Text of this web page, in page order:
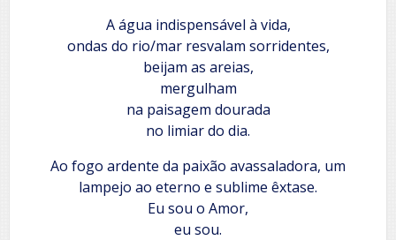
A água indispensável à vida,
ondas do rio/mar resvalam sorridentes,
beijam as areias,
mergulham
na paisagem dourada
no limiar do dia.
Ao fogo ardente da paixão avassaladora, um
lampejo ao eterno e sublime êxtase.
Eu sou o Amor,
eu sou.